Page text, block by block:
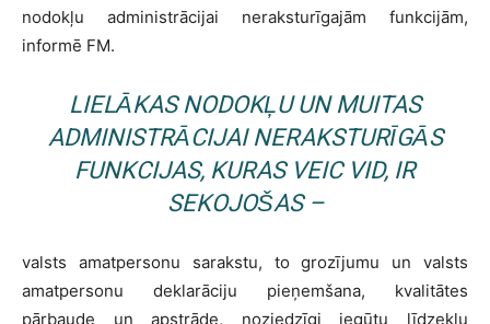
nodokļu administrācijai neraksturīgajām funkcijām,
informē FM.
LIELĀKAS NODOKĻU UN MUITAS
ADMINISTRĀCIJAI NERAKSTURĪGĀS
FUNKCIJAS, KURAS VEIC VID, IR
SEKOJOŠAS –
valsts amatpersonu sarakstu, to grozījumu un valsts
amatpersonu deklarāciju pieņemšana, kvalitātes
pārbaude un apstrāde, noziedzīgi iegūtu līdzekļu